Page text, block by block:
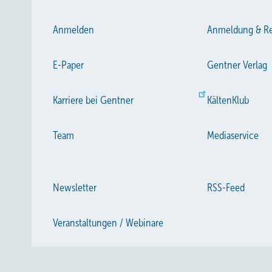
Anmelden Anmeldung &
E-Paper Gentner Verlag
Karriere bei Gentner KältenKlub
Team Mediaservice
Newsletter RSS-Feed
Veranstaltungen / Webinare